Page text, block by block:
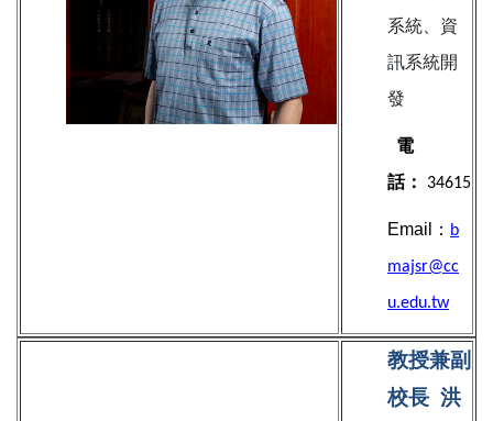
系統、資
訊系統開
發
電
話：
34615
Email： b
majsr@cc
u.edu.tw
教授兼副
校長 洪